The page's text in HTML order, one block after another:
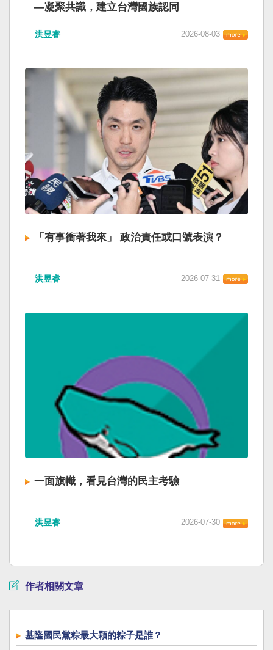
—凝聚共識，建立台灣國族認同
洪昱睿 2026-08-03
「有事衝著我來」 政治責任或口號表演？
洪昱睿 2026-07-31
一面旗幟，看見台灣的民主考驗
洪昱睿 2026-07-30
作者相關文章
基隆國民黨粽最大顆的粽子是誰？